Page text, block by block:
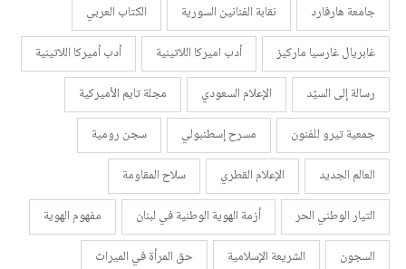
جامعة هارفارد
نقابة الفنانين السورية
الكتاب العربي
غابريال غارسيا ماركيز
أدب اميركا اللاتينية
أدب أميركا اللاتينية
رسالة إلى السيّد
الإعلام السعودي
مجلة تايم الأميركية
جمعية تيرو للفنون
مسرح إسطنبولي
سجن رومية
العالم الجديد
الإعلام القطري
سلاح المقاومة
التيار الوطني الحر
أزمة الهوية الوطنية في لبنان
مفهوم الهوية
السجون
الشريعة الإسلامية
حق المرأة في الميراث